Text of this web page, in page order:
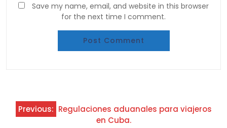
Save my name, email, and website in this browser
for the next time I comment.
Post
navigation
Previous: Regulaciones aduanales para viajeros
en Cuba.